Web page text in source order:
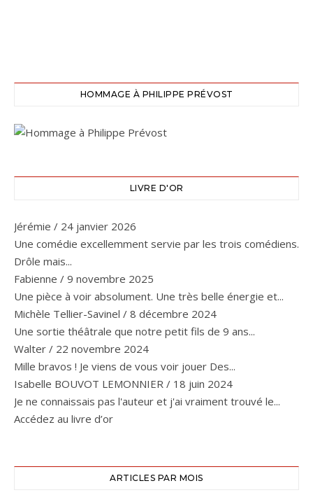
HOMMAGE À PHILIPPE PRÉVOST
LIVRE D'OR
Jérémie / 24 janvier 2026
Une comédie excellemment servie par les trois comédiens.
Drôle mais...
Fabienne / 9 novembre 2025
Une pièce à voir absolument. Une très belle énergie et...
Michèle Tellier-Savinel / 8 décembre 2024
Une sortie théâtrale que notre petit fils de 9 ans...
Walter / 22 novembre 2024
Mille bravos ! Je viens de vous voir jouer Des...
Isabelle BOUVOT LEMONNIER / 18 juin 2024
Je ne connaissais pas l'auteur et j'ai vraiment trouvé le...
Accédez au livre d’or
ARTICLES PAR MOIS